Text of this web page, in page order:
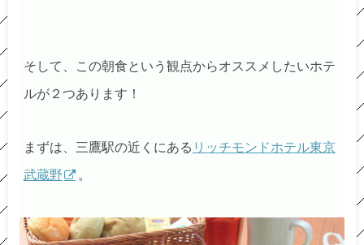
そして、この朝食という観点からオススメしたいホテ
ルが２つあります！
まずは、三鷹駅の近くにある リッチモンドホテル東京
武蔵野
。